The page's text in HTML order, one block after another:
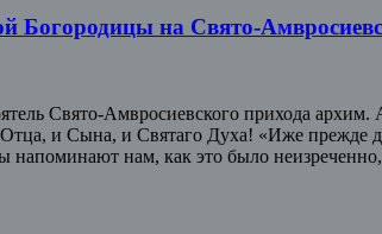
Богородицы на Свято-
Свято-Амвросиевского прихода
и Сына, и Святаго Духа! «Иже прежде
напоминают нам, как это было